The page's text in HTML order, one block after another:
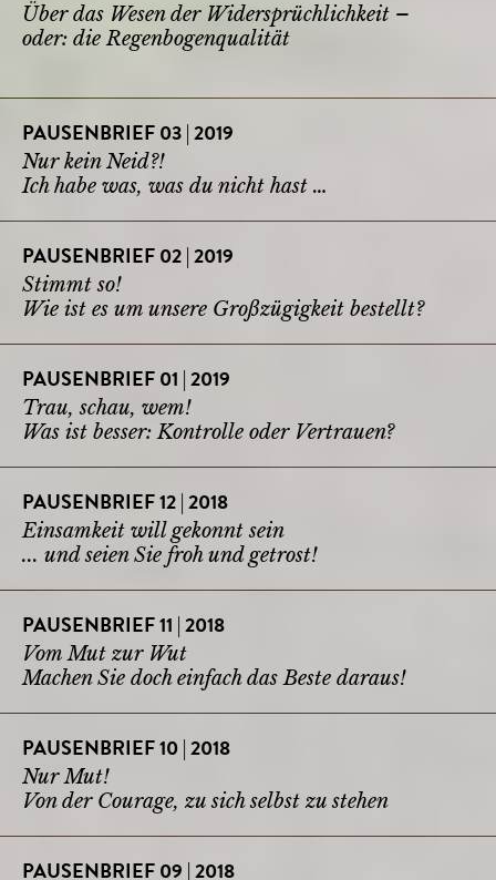
Über das Wesen der Widersprüchlichkeit –
oder: die Regenbogenqualität
PAUSENBRIEF 03 | 2019
Nur kein Neid?!
Ich habe was, was du nicht hast …
PAUSENBRIEF 02 | 2019
Stimmt so!
Wie ist es um unsere Großzügigkeit bestellt?
PAUSENBRIEF 01 | 2019
Trau, schau, wem!
Was ist besser: Kontrolle oder Vertrauen?
PAUSENBRIEF 12 | 2018
Einsamkeit will gekonnt sein
... und seien Sie froh und getrost!
PAUSENBRIEF 11 | 2018
Vom Mut zur Wut
Machen Sie doch einfach das Beste daraus!
PAUSENBRIEF 10 | 2018
Nur Mut!
Von der Courage, zu sich selbst zu stehen
PAUSENBRIEF 09 | 2018